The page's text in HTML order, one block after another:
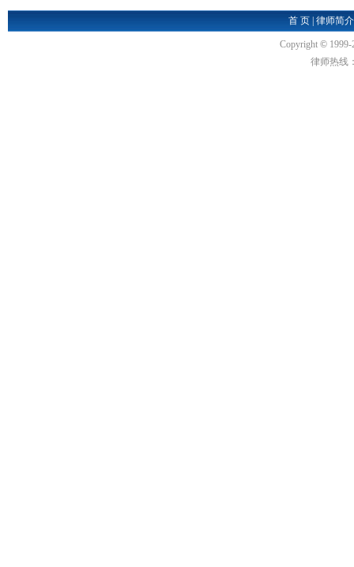
首 页| 律师简介
Copyright ©
律师热线